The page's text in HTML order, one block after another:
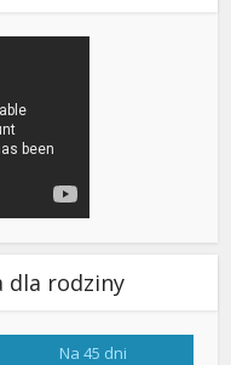
dla rodziny
Na 45 dni